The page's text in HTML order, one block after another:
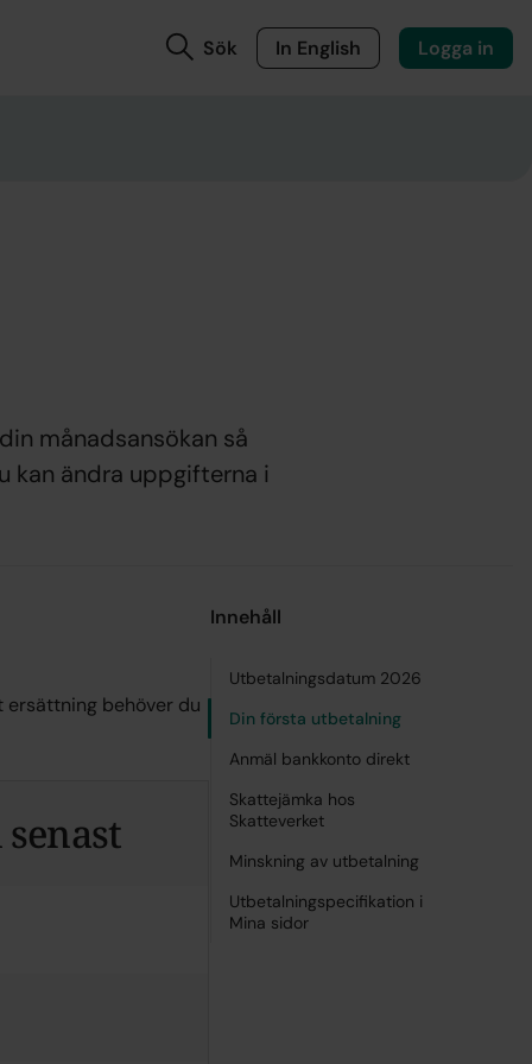
Sök In English Logga in
månadsansökan så
kan ändra uppgifterna i
ersättning behöver du
Innehåll
Utbetalningsdatum 2026
Din första utbetalning
Anmäl bankkonto direkt
Skattejämka hos
Skatteverket
Minskning av utbetalning
Utbetalningspecifikation i
Mina sidor